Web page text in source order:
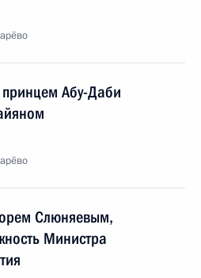
Абу-Даби
Слюняевым,
Министра